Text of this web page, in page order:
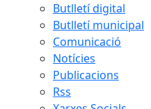
Butlletí digital
Butlletí municipal
Comunicació
Notícies
Publicacions
Rss